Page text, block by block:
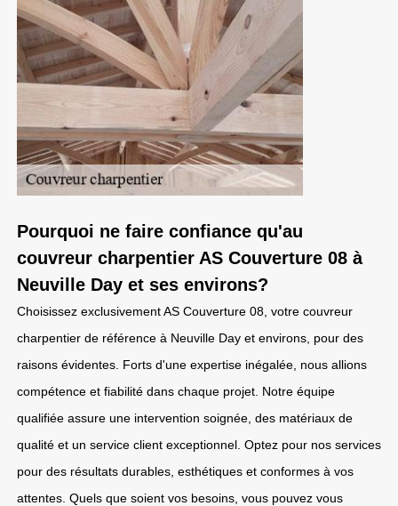
Pourquoi ne faire confiance qu'au
couvreur charpentier AS Couverture 08 à
Neuville Day et ses environs?
Choisissez exclusivement AS Couverture 08, votre couvreur
charpentier de référence à Neuville Day et environs, pour des
raisons évidentes. Forts d'une expertise inégalée, nous allions
compétence et fiabilité dans chaque projet. Notre équipe
qualifiée assure une intervention soignée, des matériaux de
qualité et un service client exceptionnel. Optez pour nos services
pour des résultats durables, esthétiques et conformes à vos
attentes. Quels que soient vos besoins, vous pouvez vous